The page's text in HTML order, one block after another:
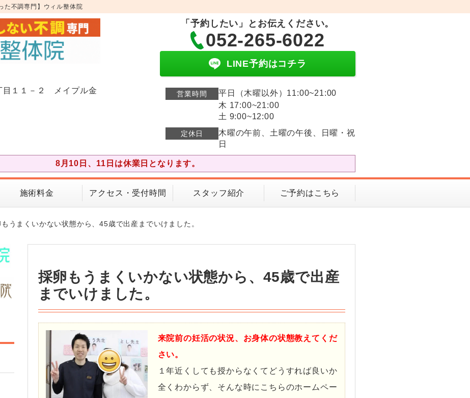
た不調専門】ウィル整体院
目１１－２ メイプル金
「予約したい」とお伝えください。
052-265-6022
LINE予約はコチラ
営業時間
平日（木曜以外）11:00~21:00
木 17:00~21:00
土 9:00~12:00
定休日
木曜の午前、土曜の午後、日曜・祝
日
8月10日、11日は休業日となります。
施術料金 アクセス・受付時間 スタッフ紹介 ご予約はこちら
うまくいかない状態から、45歳で出産までいけました。
採卵もうまくいかない状態から、45歳で出産
までいけました。
来院前の妊活の状況、お身体の状態教えてくだ
さい。
１年近くしても授からなくてどうすれば良いか
全くわからず、そんな時にこちらのホームペー